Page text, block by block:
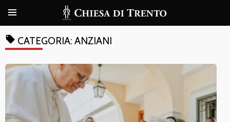
local_offer CATEGORIA: ANZIANI